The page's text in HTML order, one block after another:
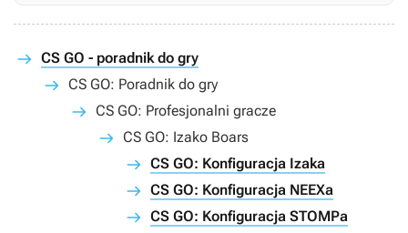
CS GO - poradnik do gry
CS GO: Poradnik do gry
CS GO: Profesjonalni gracze
CS GO: Izako Boars
CS GO: Konfiguracja Izaka
CS GO: Konfiguracja NEEXa
CS GO: Konfiguracja STOMPa